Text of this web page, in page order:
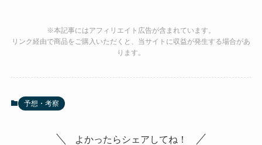
※本記事にはアフィリエイト広告が含まれています。
リンク経由で商品をご購入いただくと、当サイトに収益が発生する場合があ
ります。
予想・考察
よかったらシェアしてね！